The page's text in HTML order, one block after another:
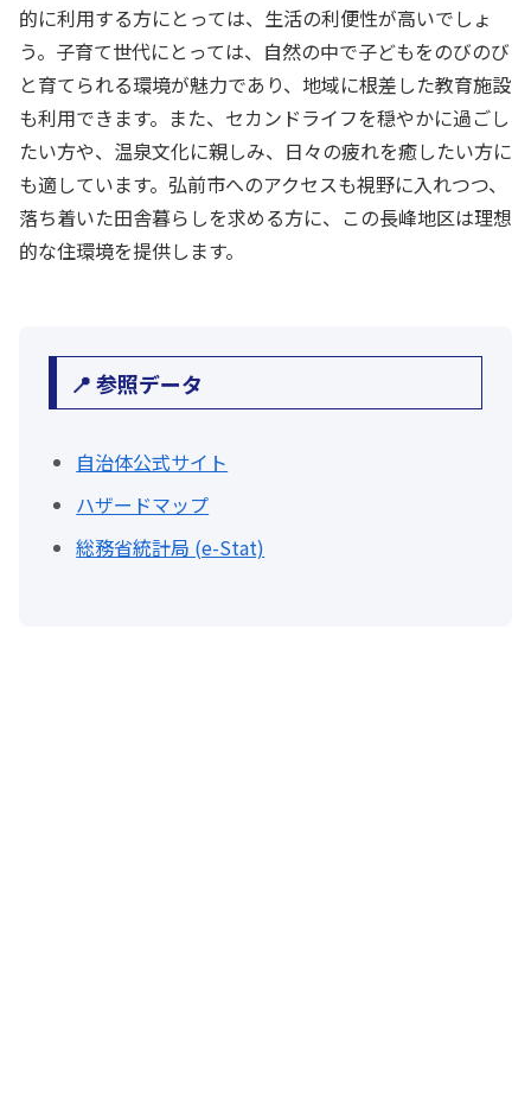
的に利用する方にとっては、生活の利便性が高いでしょ
う。子育て世代にとっては、自然の中で子どもをのびのび
と育てられる環境が魅力であり、地域に根差した教育施設
も利用できます。また、セカンドライフを穏やかに過ごし
たい方や、温泉文化に親しみ、日々の疲れを癒したい方に
も適しています。弘前市へのアクセスも視野に入れつつ、
落ち着いた田舎暮らしを求める方に、この長峰地区は理想
的な住環境を提供します。
📍 参照データ
自治体公式サイト
ハザードマップ
総務省統計局 (e-Stat)